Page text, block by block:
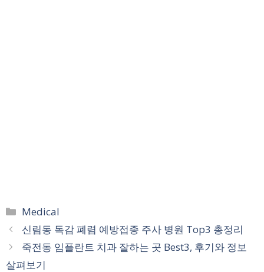
카
테
고
리
Medical
신림동 독감 폐렴 예방접종 주사 병원 Top3 총정리
죽전동 임플란트 치과 잘하는 곳 Best3, 후기와 정보
살펴보기